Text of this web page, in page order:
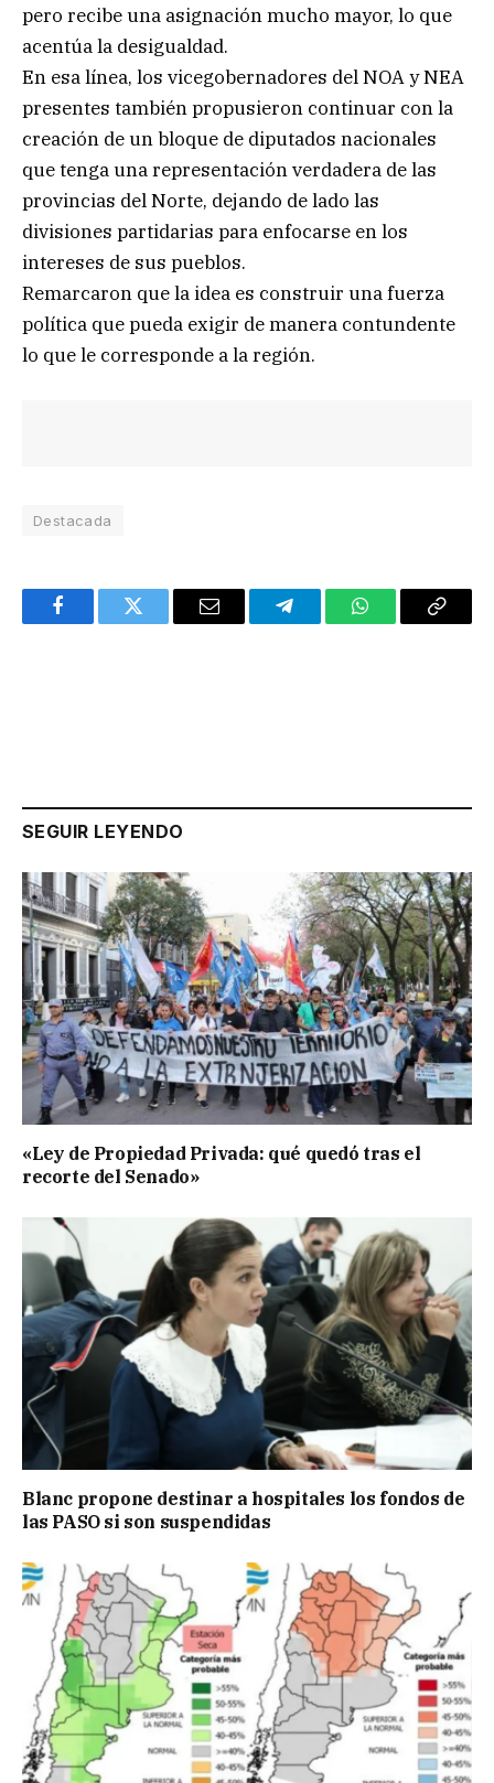
pero recibe una asignación mucho mayor, lo que
acentúa la desigualdad.
En esa línea, los vicegobernadores del NOA y NEA
presentes también propusieron continuar con la
creación de un bloque de diputados nacionales
que tenga una representación verdadera de las
provincias del Norte, dejando de lado las
divisiones partidarias para enfocarse en los
intereses de sus pueblos.
Remarcaron que la idea es construir una fuerza
política que pueda exigir de manera contundente
lo que le corresponde a la región.
Destacada
FacebookTwitter Email TelegramWhatsAppCopy
SEGUIR LEYENDO
«Ley de Propiedad Privada: qué quedó tras el
recorte del Senado»
Blanc propone destinar a hospitales los fondos de
las PASO si son suspendidas